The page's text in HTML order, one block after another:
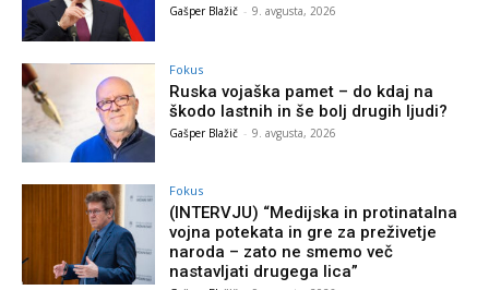
Gašper Blažič - 9. avgusta, 2026
Fokus
Ruska vojaška pamet – do kdaj na
škodo lastnih in še bolj drugih ljudi?
Gašper Blažič - 9. avgusta, 2026
Fokus
(INTERVJU) “Medijska in protinatalna
vojna potekata in gre za preživetje
naroda – zato ne smemo več
nastavljati drugega lica”